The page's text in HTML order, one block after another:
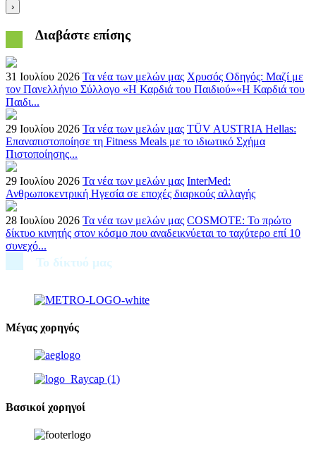
›
Διαβάστε επίσης
31 Ιουλίου 2026 Τα νέα των μελών μας Χρυσός Οδηγός: Μαζί με
τον Πανελλήνιο Σύλλογο «Η Καρδιά του Παιδιού»«Η Καρδιά του
Παιδι...
29 Ιουλίου 2026 Τα νέα των μελών μας TÜV AUSTRIA Hellas:
Επαναπιστοποίησε τη Fitness Meals με το ιδιωτικό Σχήμα
Πιστοποίησης...
29 Ιουλίου 2026 Τα νέα των μελών μας InterMed:
Ανθρωποκεντρική Ηγεσία σε εποχές διαρκούς αλλαγής
28 Ιουλίου 2026 Τα νέα των μελών μας COSMOTE: Το πρώτο
δίκτυο κινητής στον κόσμο που αναδεικνύεται το ταχύτερο επί 10
συνεχό...
Το δίκτυό μας
Μέγας χορηγός
Βασικοί χορηγοί